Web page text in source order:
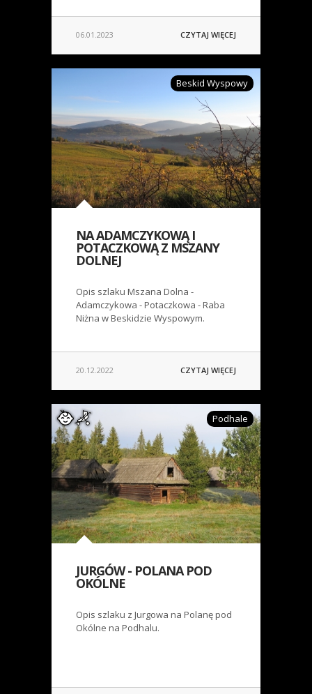
06.01.2023 CZYTAJ WIĘCEJ
Beskid Wyspowy
NA ADAMCZYKOWĄ I
POTACZKOWĄ Z MSZANY
DOLNEJ
Opis szlaku Mszana Dolna -
Adamczykowa - Potaczkowa - Raba
Niżna w Beskidzie Wyspowym.
20.12.2022 CZYTAJ WIĘCEJ
Podhale
JURGÓW - POLANA POD
OKÓLNE
Opis szlaku z Jurgowa na Polanę pod
Okólne na Podhalu.